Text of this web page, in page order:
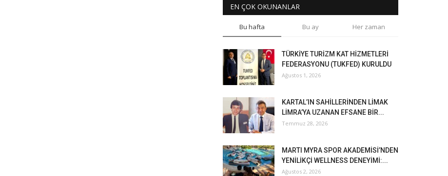
EN ÇOK OKUNANLAR
Bu hafta Bu ay Her zaman
TÜRKİYE TURİZM KAT HİZMETLERİ
FEDERASYONU (TUKFED) KURULDU
Ağustos 1, 2026
KARTAL’IN SAHİLLERİNDEN LİMAK
LİMRA’YA UZANAN EFSANE BİR...
Temmuz 28, 2026
MARTI MYRA SPOR AKADEMİSİ’NDEN
YENİLİKÇİ WELLNESS DENEYİMİ:...
Ağustos 2, 2026